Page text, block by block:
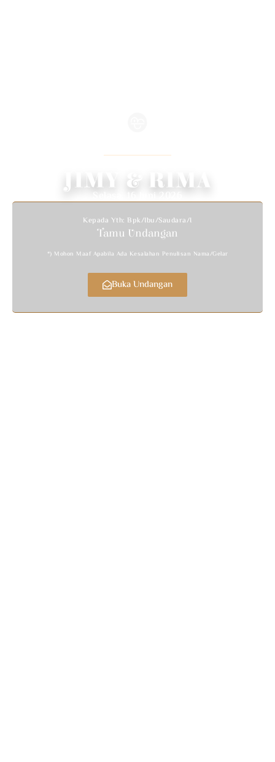
JIMY & RIMA
Selasa, 16 Juni 2026
Kepada Yth: Bpk/Ibu/Saudara/i
Tamu Undangan
*) Mohon Maaf Apabila Ada Kesalahan Penulisan Nama/gelar
Buka Undangan